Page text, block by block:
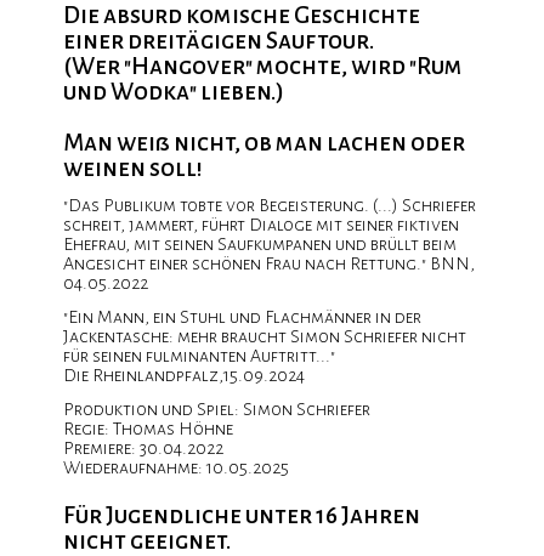
Die absurd komische Geschichte
einer dreitägigen Sauftour.
(Wer "Hangover" mochte, wird "Rum
und Wodka" lieben.)
Man weiß nicht, ob man lachen oder
weinen soll!
"Das Publikum tobte vor Begeisterung. (...) Schriefer
schreit, jammert, führt Dialoge mit seiner fiktiven
Ehefrau, mit seinen Saufkumpanen und brüllt beim
Angesicht einer schönen Frau nach Rettung." BNN,
04.05.2022
"Ein Mann, ein Stuhl und Flachmänner in der
Jackentasche: mehr braucht Simon Schriefer nicht
für seinen fulminanten Auftritt..."
Die Rheinlandpfalz,15.09.2024
Produktion und Spiel: Simon Schriefer
Regie: Thomas Höhne
Premiere: 30.04.2022
Wiederaufnahme: 10.05.2025
Für Jugendliche unter 16 Jahren
nicht geeignet.